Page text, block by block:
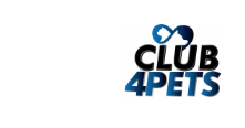
Igiena&Cosmetica